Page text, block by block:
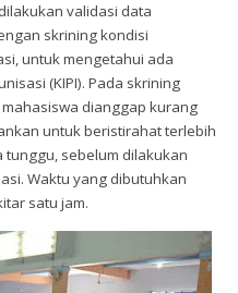
validasi data
skrining kondisi
untuk mengetahui ada
(KIPI). Pada skrining
dianggap kurang
untuk beristirahat terlebih
tunggu, sebelum dilakukan
Waktu yang dibutuhkan
satu jam.